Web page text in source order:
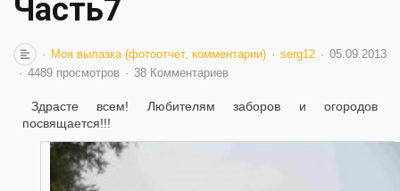
Часть7
Моя вылазка (фотоотчет, комментарии) serg12
05.09.2013
4489 просмотров
38 Комментариев
Здрасте всем! Любителям заборов и огородов
посвящается!!!